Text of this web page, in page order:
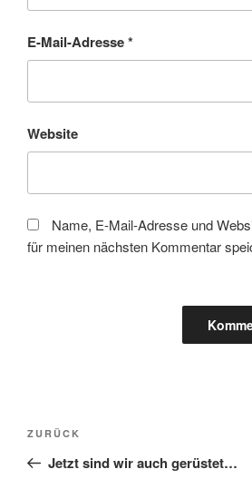
E-Mail-Adresse*
Website
Name, E-Mail-Adresse und
für meinen nächsten Kommentar
Beitragsnavigation
Vorheriger
Beitrag
ZURÜCK
Jetzt sind wir auch gerüstet…